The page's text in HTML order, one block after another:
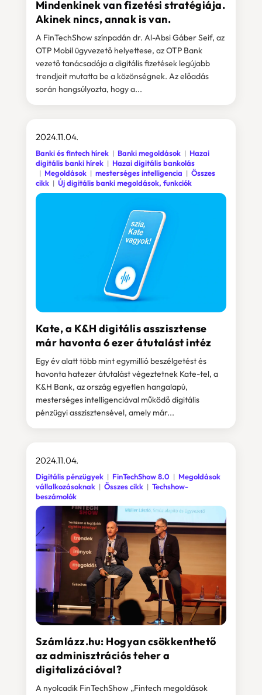
Mindenkinek van fizetési stratégiája.
Akinek nincs, annak is van.
A FinTechShow színpadán dr. Al-Absi Gáber Seif, az
OTP Mobil ügyvezető helyettese, az OTP Bank
vezető tanácsadója a digitális fizetések legújabb
trendjeit mutatta be a közönségnek. Az előadás
során hangsúlyozta, hogy a...
Kate, a K&H digitális asszisztense
már havonta 6 ezer átutalást intéz
2024.11.04.
Banki és fintech hírek Banki megoldások
Hazai
digitális banki hírek
Hazai digitális bankolás
Megoldások
mesterséges intelligencia
Összes
cikk
Új digitális banki megoldások, funkciók
Egy év alatt több mint egymillió beszélgetést és
havonta hatezer átutalást végeztetnek Kate-tel, a
K&H Bank, az ország egyetlen hangalapú,
mesterséges intelligenciával működő digitális
pénzügyi asszisztensével, amely már...
Számlázz.hu: Hogyan csökkenthető
az adminisztrációs teher a
digitalizációval?
2024.11.04.
Digitális pénzügyek FinTechShow 8.0
Megoldások
vállalkozásoknak
Összes cikk
Techshow-
beszámolók
A nyolcadik FinTechShow „Fintech megoldások